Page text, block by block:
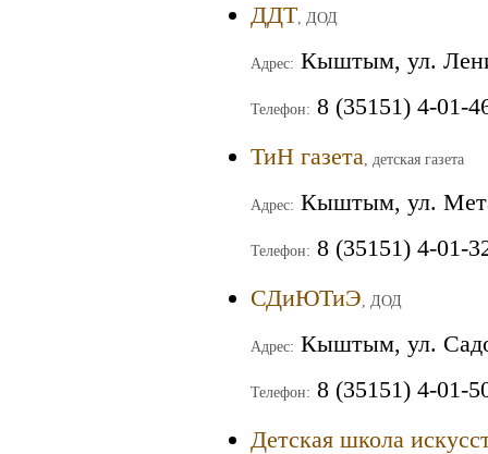
ДДТ, ДОД
Адрес: Кыштым, ул.
Телефон: 8 (35151) 4-01-
ТиН газета, детская газета
Адрес: Кыштым, ул.
Телефон: 8 (35151) 4-01-
СДиЮТиЭ, ДОД
Адрес: Кыштым, ул.
Телефон: 8 (35151) 4-01-
Детская школа